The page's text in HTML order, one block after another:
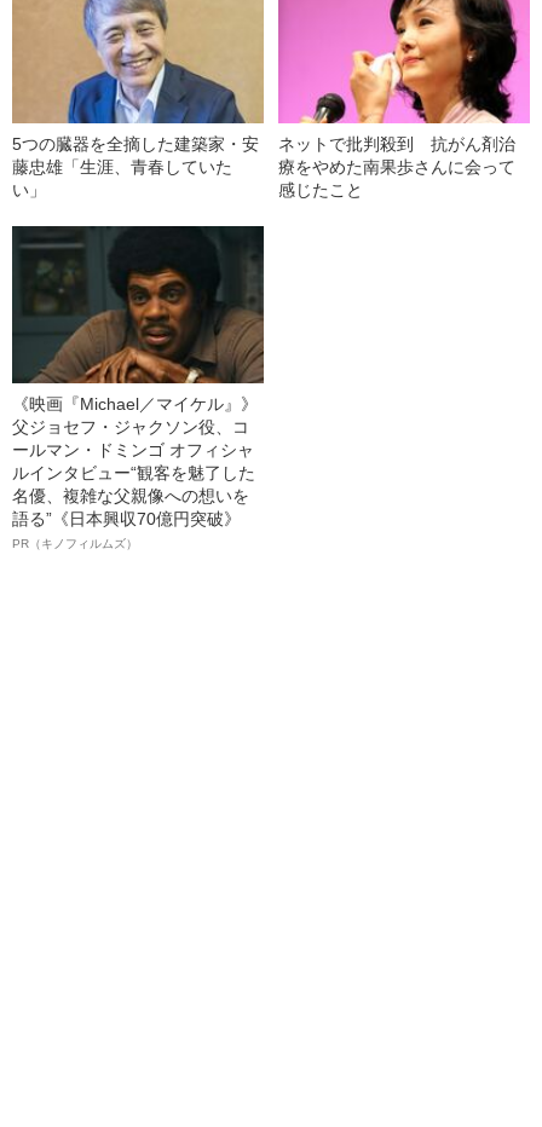
5つの臓器を全摘した建築家・安
藤忠雄「生涯、青春していた
い」
ネットで批判殺到 抗がん剤治
療をやめた南果歩さんに会って
感じたこと
《映画『Michael／マイケル』》
父ジョセフ・ジャクソン役、コ
ールマン・ドミンゴ オフィシャ
ルインタビュー“観客を魅了した
名優、複雑な父親像への想いを
語る”《日本興収70億円突破》
PR（キノフィルムズ）